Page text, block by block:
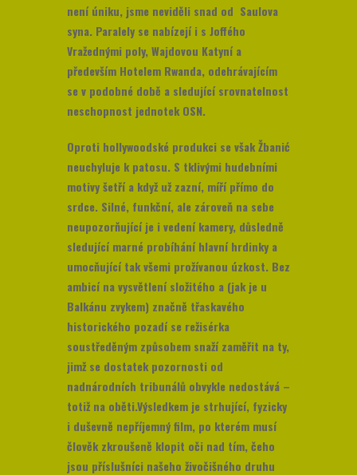
není úniku, jsme neviděli snad od Saulova
syna. Paralely se nabízejí i s Joffého
Vražednými poly, Wajdovou Katyní a
především Hotelem Rwanda, odehrávajícím
se v podobné době a sledující srovnatelnost
neschopnost jednotek OSN.
Oproti hollywoodské produkci se však Žbanić
neuchyluje k patosu. S tklivými hudebními
motivy šetří a když už zazní, míří přímo do
srdce. Silné, funkční, ale zároveň na sebe
neupozorňující je i vedení kamery, důsledně
sledující marné probíhání hlavní hrdinky a
umocňující tak všemi prožívanou úzkost. Bez
ambicí na vysvětlení složitého a (jak je u
Balkánu zvykem) značně třaskavého
historického pozadí se režisérka
soustředěným způsobem snaží zaměřit na ty,
jimž se dostatek pozornosti od
nadnárodních tribunálů obvykle nedostává –
totiž na oběti.Výsledkem je strhující, fyzicky
i duševně nepříjemný film, po kterém musí
člověk zkroušeně klopit oči nad tím, čeho
jsou příslušníci našeho živočišného druhu